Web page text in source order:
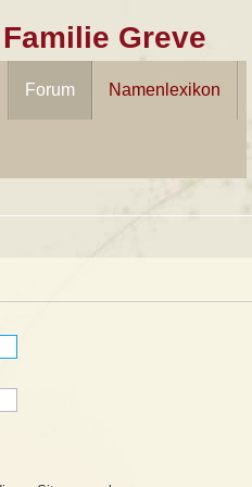
Familie Greve
Forum Namenlexikon